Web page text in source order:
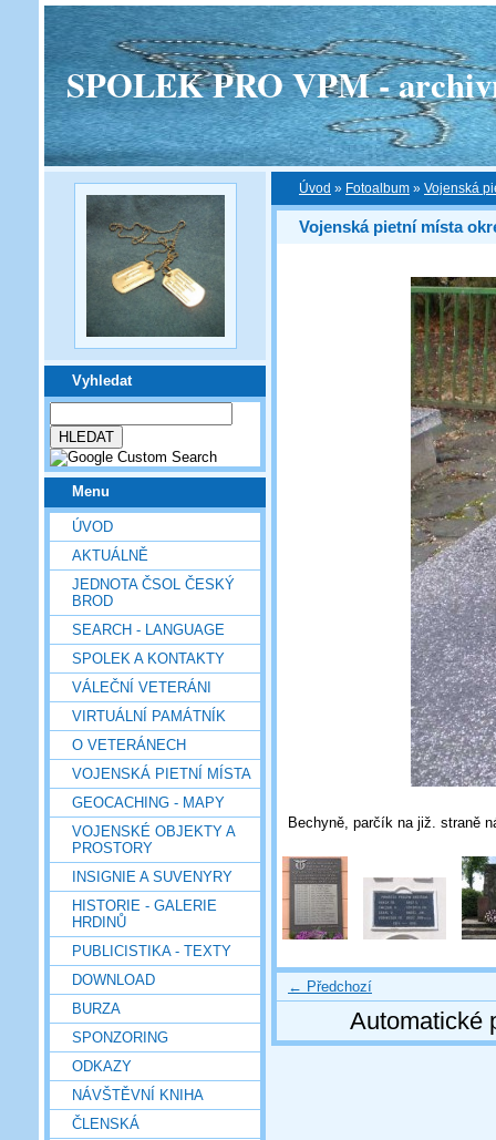
SPOLEK PRO VPM -
Vyhledat
Menu
ÚVOD
AKTUÁLNĚ
JEDNOTA ČSOL ČESKÝ
BROD
SEARCH - LANGUAGE
SPOLEK A KONTAKTY
VÁLEČNÍ VETERÁNI
VIRTUÁLNÍ PAMÁTNÍK
O VETERÁNECH
VOJENSKÁ PIETNÍ MÍSTA
GEOCACHING - MAPY
VOJENSKÉ OBJEKTY A
PROSTORY
INSIGNIE A SUVENYRY
HISTORIE - GALERIE
HRDINŮ
PUBLICISTIKA - TEXTY
DOWNLOAD
BURZA
SPONZORING
ODKAZY
NÁVŠTĚVNÍ KNIHA
ČLENSKÁ
Úvod » Fotoalbum » Vojenská
Vojenská pietní místa
Bechyně, parčík na již. straně
← Předchozí
Automatické